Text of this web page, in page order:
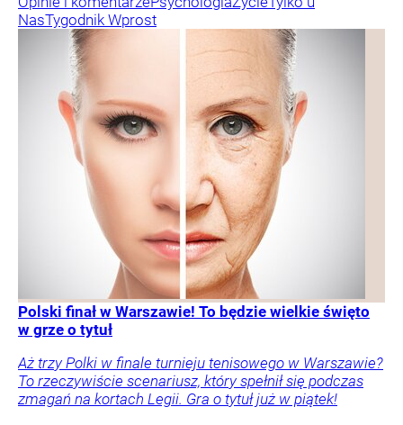
NasTygodnik Wprost
Polski finał w Warszawie! To będzie wielkie święto
w grze o tytuł
Aż trzy Polki w finale turnieju tenisowego w Warszawie?
To rzeczywiście scenariusz, który spełnił się podczas
zmagań na kortach Legii. Gra o tytuł już w piątek!